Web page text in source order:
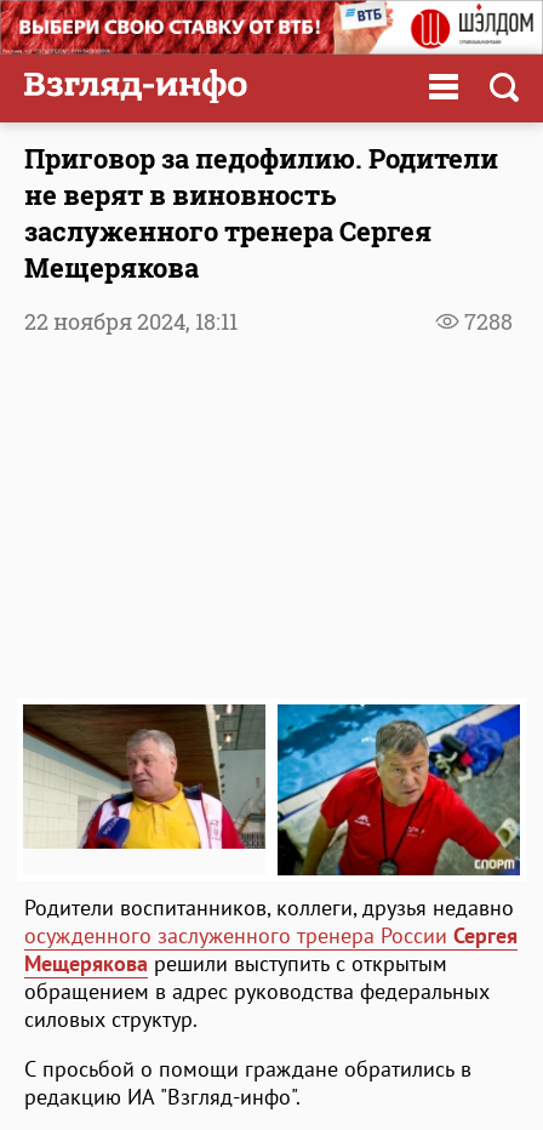
Приговор за педофилию. Родители
не верят в виновность
заслуженного тренера Сергея
Мещерякова
7288
22 ноября 2024, 18:11
Родители воспитанников, коллеги, друзья недавно
осужденного заслуженного тренера России Сергея
Мещерякова решили выступить с открытым
обращением в адрес руководства федеральных
силовых структур.
С просьбой о помощи граждане обратились в
редакцию ИА "Взгляд-инфо".